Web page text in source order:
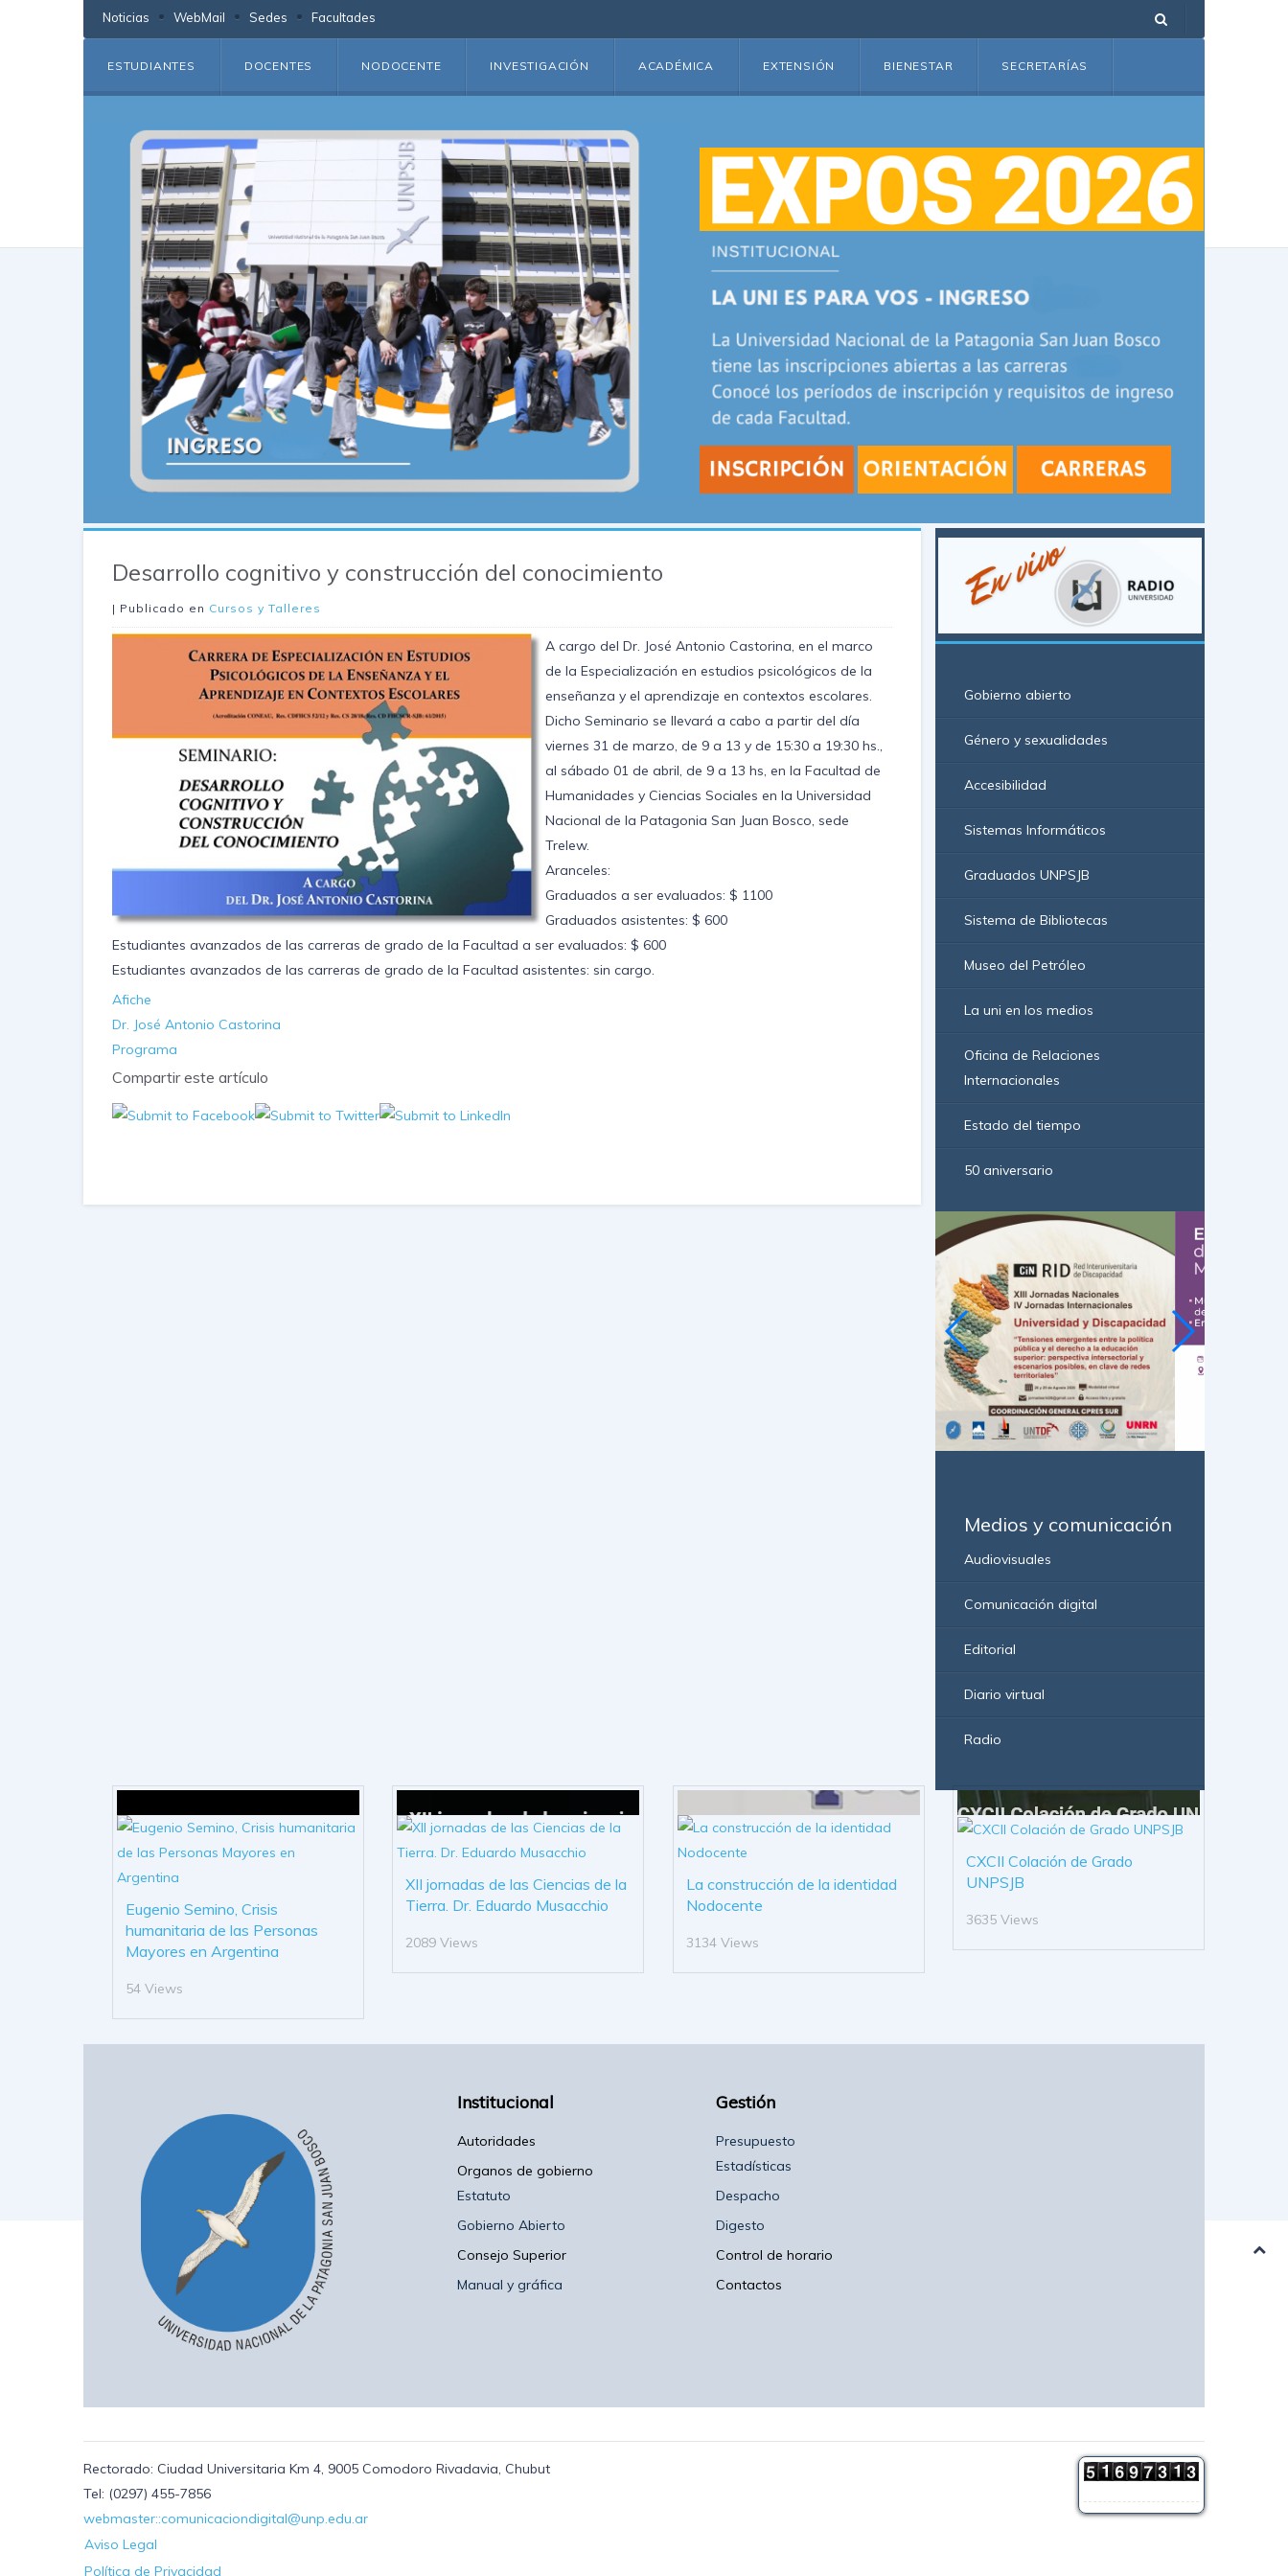
Noticias WebMail Sedes Facultades
ESTUDIANTES DOCENTES NODOCENTE INVESTIGACIÓN ACADÉMICA EXTENSIÓN BIENESTAR SECRETARÍAS
Desarrollo cognitivo y construcción del conocimiento
| Publicado en Cursos y Talleres
A cargo del Dr. José Antonio Castorina, en el marco
de la Especialización en estudios psicológicos de la
enseñanza y el aprendizaje en contextos escolares.
Dicho Seminario se llevará a cabo a partir del día
viernes 31 de marzo, de 9 a 13 y de 15:30 a 19:30 hs.,
al sábado 01 de abril, de 9 a 13 hs, en la Facultad de
Humanidades y Ciencias Sociales en la Universidad
Nacional de la Patagonia San Juan Bosco, sede
Trelew.
Aranceles:
Graduados a ser evaluados: $ 1100
Graduados asistentes: $ 600
Estudiantes avanzados de las carreras de grado de la Facultad a ser evaluados: $ 600
Estudiantes avanzados de las carreras de grado de la Facultad asistentes: sin cargo.
Afiche
Dr. José Antonio Castorina
Programa
Compartir este artículo
Gobierno abierto
Género y sexualidades
Accesibilidad
Sistemas Informáticos
Graduados UNPSJB
Sistema de Bibliotecas
Museo del Petróleo
La uni en los medios
Oficina de Relaciones
Internacionales
Estado del tiempo
50 aniversario
Medios y comunicación
Audiovisuales
Comunicación digital
Editorial
Diario virtual
Radio
Eugenio Semino, Crisis
humanitaria de las Personas
Mayores en Argentina
54 Views
XII jornadas de las Ciencias de la
Tierra. Dr. Eduardo Musacchio
2089 Views
La construcción de la identidad
Nodocente
3134 Views
CXCII Colación de Grado
UNPSJB
3635 Views
Institucional
Autoridades
Organos de gobierno
Estatuto
Gobierno Abierto
Consejo Superior
Manual y gráfica
Gestión
Presupuesto
Estadísticas
Despacho
Digesto
Control de horario
Contactos
Rectorado: Ciudad Universitaria Km 4, 9005 Comodoro Rivadavia, Chubut
Tel: (0297) 455-7856
webmaster::comunicaciondigital@unp.edu.ar
Aviso Legal
Política de Privacidad